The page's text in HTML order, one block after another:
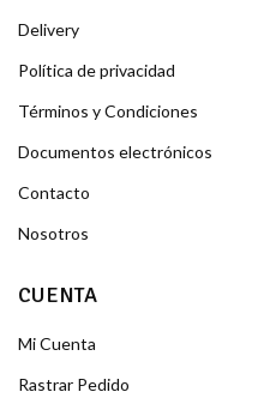
Delivery
Política de privacidad
Términos y Condiciones
Documentos electrónicos
Contacto
Nosotros
CUENTA
Mi Cuenta
Rastrar Pedido